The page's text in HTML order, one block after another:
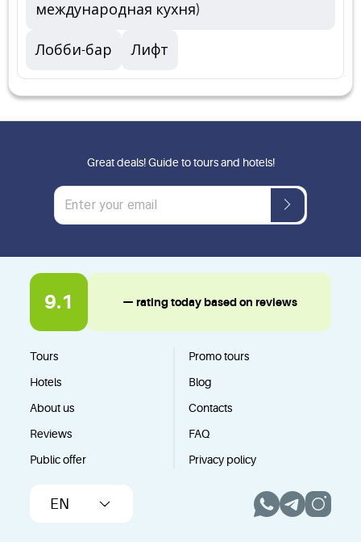
международная кухня)
Лобби-бар Лифт
9.1 — rating today based on reviews
Tours
Promo tours
Hotels
Blog
About us
Contacts
Reviews
FAQ
Public offer
Privacy policy
EN
Great deals! Guide to tours and hotels!